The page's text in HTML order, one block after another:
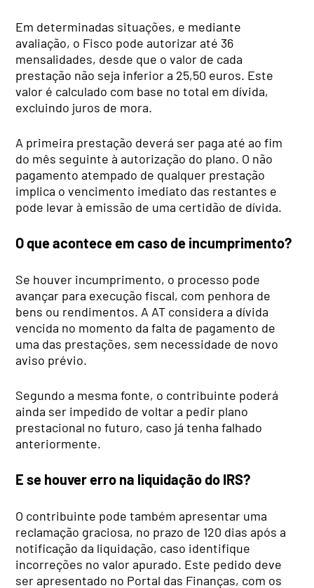
Em determinadas situações, e mediante
avaliação, o Fisco pode autorizar até 36
mensalidades, desde que o valor de cada
prestação não seja inferior a 25,50 euros. Este
valor é calculado com base no total em dívida,
excluindo juros de mora.
A primeira prestação deverá ser paga até ao fim
do mês seguinte à autorização do plano. O não
pagamento atempado de qualquer prestação
implica o vencimento imediato das restantes e
pode levar à emissão de uma certidão de dívida.
O que acontece em caso de incumprimento?
Se houver incumprimento, o processo pode
avançar para execução fiscal, com penhora de
bens ou rendimentos. A AT considera a dívida
vencida no momento da falta de pagamento de
uma das prestações, sem necessidade de novo
aviso prévio.
Segundo a mesma fonte, o contribuinte poderá
ainda ser impedido de voltar a pedir plano
prestacional no futuro, caso já tenha falhado
anteriormente.
E se houver erro na liquidação do IRS?
O contribuinte pode também apresentar uma
reclamação graciosa, no prazo de 120 dias após a
notificação da liquidação, caso identifique
incorreções no valor apurado. Este pedido deve
ser apresentado no Portal das Finanças, com os